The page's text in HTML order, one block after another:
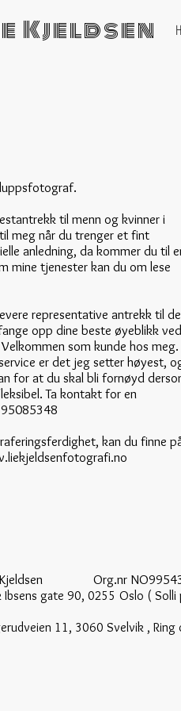
Kjeldsen
fotograf.
til menn og kvinner i
meg når du trenger et fint
anledning, da kommer du til
mine tjenester kan du om lese
representative antrekk til
opp dine beste øyeblikk ved
som kunde hos meg.
er det jeg setter høyest,
for at du skal bli fornøyd
Ta kontakt for en
kan du finne
Kjeldsen Org.nr
Ibsens gate 90, 0255 Oslo (